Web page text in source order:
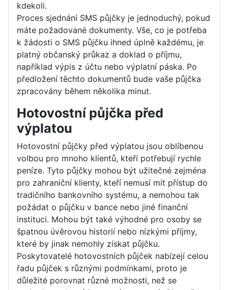
kdekoli.
Proces sjednání SMS půjčky je jednoduchý, pokud
máte požadované dokumenty. Vše, co je potřeba
k žádosti o SMS půjčku ihned úplně každému, je
platný občanský průkaz a doklad o příjmu,
například výpis z účtu nebo výplatní páska. Po
předložení těchto dokumentů bude vaše půjčka
zpracovány během několika minut.
Hotovostní půjčka před
výplatou
Hotovostní půjčky před výplatou jsou oblíbenou
volbou pro mnoho klientů, kteří potřebují rychle
peníze. Tyto půjčky mohou být užitečné zejména
pro zahraniční klienty, kteří nemusí mít přístup do
tradičního bankovního systému, a nemohou tak
požádat o půjčku v bance nebo jiné finanční
instituci. Mohou být také výhodné pro osoby se
špatnou úvěrovou historií nebo nízkými příjmy,
které by jinak nemohly získat půjčku.
Poskytovatelé hotovostních půjček nabízejí celou
řadu půjček s různými podmínkami, proto je
důležité porovnat různé možnosti, než se